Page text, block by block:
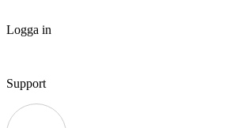
Logga in
Support